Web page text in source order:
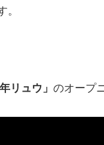
。
リュウ」 のオープ